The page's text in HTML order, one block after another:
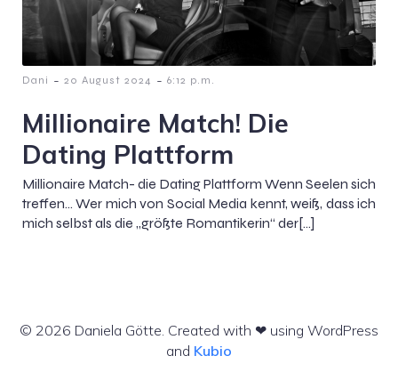
Dani - 20 August 2024 - 6:12 p.m.
Millionaire Match! Die
Dating Plattform
Millionaire Match- die Dating Plattform Wenn Seelen sich
treffen… Wer mich von Social Media kennt, weiß, dass ich
mich selbst als die „größte Romantikerin“ der[…]
© 2026 Daniela Götte. Created with ❤ using WordPress
and Kubio